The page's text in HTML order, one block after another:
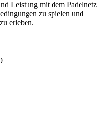
Leistung mit dem Padelnetz
zu spielen und
erleben.